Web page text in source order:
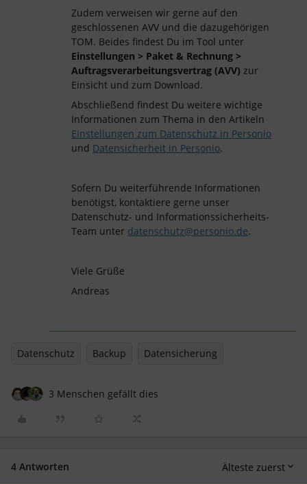
Zudem verweisen wir gerne auf den
geschlossenen AVV und die dazugehörigen
TOM. Beides findest Du im Tool unter
Einstellungen > Paket & Rechnung >
Auftragsverarbeitungsvertrag (AVV) zur
Einsicht und zum Download.
Abschließend findest Du weitere wichtige
Informationen zum Thema in den Artikeln
Einstellungen zum Datenschutz in Personio
und Datensicherheit in Personio.
Sofern Du weiterführende Informationen
benötigst, kontaktiere gerne unser
Datenschutz- und Informationssicherheits-
Team unter datenschutz@personio.de.
Viele Grüße
​Andreas
Datenschutz Backup Datensicherung
3 Menschen gefällt dies
4 Antworten Älteste zuerst